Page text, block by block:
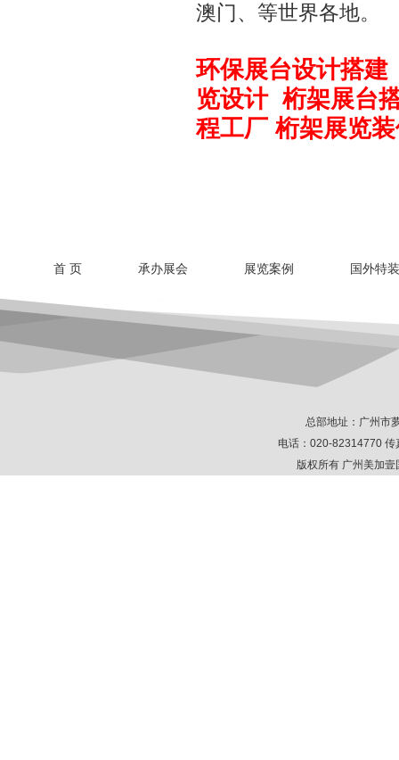
澳门、等世界各地。
环保展台设计搭建
览设计 桁架展台
程工厂 桁架展览
首 页 承办展会 展览案例 国外特
总部地址：广州市
电话：020-82314770
版权所有 广州美加